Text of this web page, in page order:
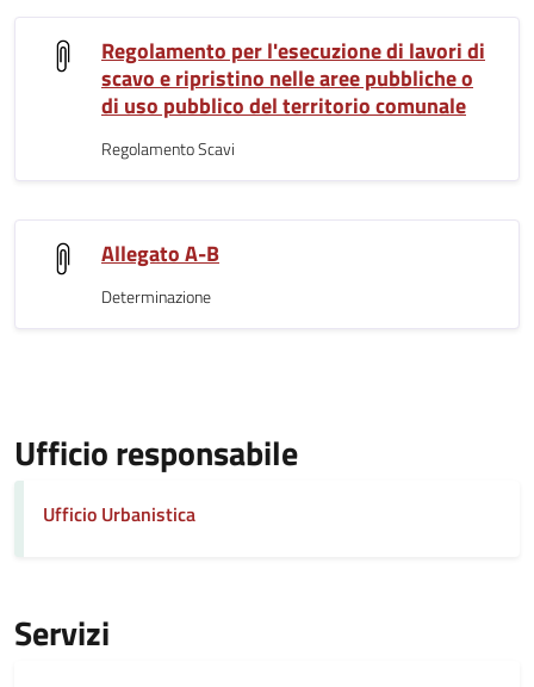
Regolamento per l'esecuzione di lavori di
scavo e ripristino nelle aree pubbliche o
di uso pubblico del territorio comunale
Regolamento Scavi
Allegato A-B
Determinazione
Ufficio responsabile
Ufficio Urbanistica
Servizi